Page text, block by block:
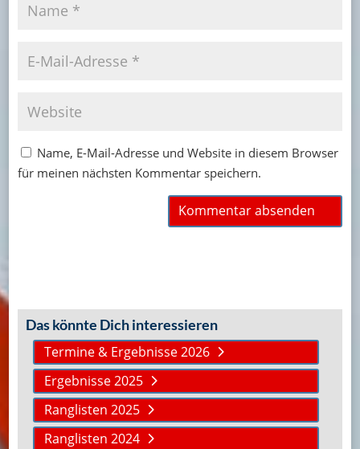
Name, E-Mail-Adresse und Website in diesem Browser
für meinen nächsten Kommentar speichern.
Das könnte Dich interessieren
Termine & Ergebnisse 2026
Ergebnisse 2025
Ranglisten 2025
Ranglisten 2024